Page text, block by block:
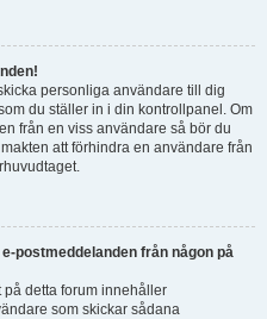
personliga användare till dig
du ställer in i din kontrollpanel. Om
från en viss användare så bör du
att förhindra en användare från
postmeddelanden från någon på
på detta forum innehåller
som skickar sådana